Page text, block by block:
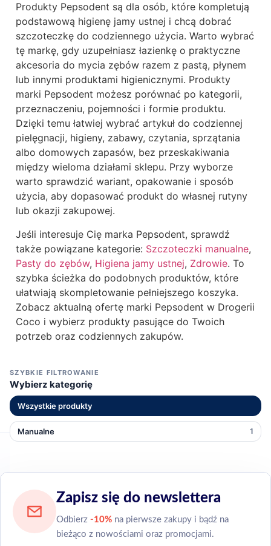
SZYBKIE FILTROWANIE
Wybierz kategorię
Wszystkie produkty
Manualne 1
Produkty Pepsodent są dla osób, które kompletują
podstawową higienę jamy ustnej i chcą dobrać
szczoteczkę do codziennego użycia. Warto wybrać
tę markę, gdy uzupełniasz łazienkę o praktyczne
akcesoria do mycia zębów razem z pastą, płynem
lub innymi produktami higienicznymi. Produkty
marki Pepsodent możesz porównać po kategorii,
przeznaczeniu, pojemności i formie produktu.
Dzięki temu łatwiej wybrać artykuł do codziennej
pielęgnacji, higieny, zabawy, czytania, sprzątania
albo domowych zapasów, bez przeskakiwania
między wieloma działami sklepu. Przy wyborze
warto sprawdzić wariant, opakowanie i sposób
użycia, aby dopasować produkt do własnej rutyny
lub okazji zakupowej.
Jeśli interesuje Cię marka Pepsodent, sprawdź
także powiązane kategorie: Szczoteczki manualne,
Pasty do zębów, Higiena jamy ustnej, Zdrowie. To
szybka ścieżka do podobnych produktów, które
ułatwiają skompletowanie pełniejszego koszyka.
Zobacz aktualną ofertę marki Pepsodent w Drogerii
Coco i wybierz produkty pasujące do Twoich
potrzeb oraz codziennych zakupów.
Zapisz się do newslettera
Odbierz -10% na pierwsze zakupy i bądź na
bieżąco z nowościami oraz promocjami.